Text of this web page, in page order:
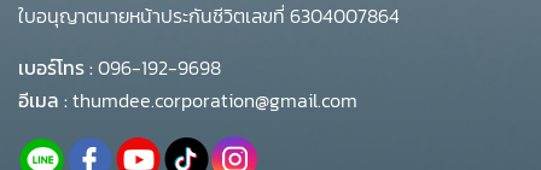
ใบอนุญาตนายหน้าประกันชีวิตเลขที่ 6304007864
เบอร์โทร :096-192-9698
อีเมล :thumdee.corporation@gmail.com